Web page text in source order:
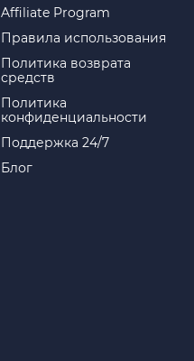
Affiliate Program
Правила использования
Политика возврата
средств
Политика
конфиденциальности
Поддержка 24/7
Блог